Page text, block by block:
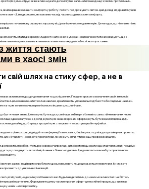
історія демонструє, як важливо шукати допомогу і не залишатися наодинці зі своїми проблемами.
який вирішив залишити комфортну роботу і поїхати подорожувати світом. Цей досвід відкрив йому нові
хоче в житті. Це підкреслює, як важливо час від часу виходити з зони комфорту.
почати нову справу в старшому віці, реалізуючи свою давню мрію. Це нагадує, що ніколи не пізно
можуть стати джерелом мудрості і натхнення в умовах невизначеності. Вони нагадують, що в
виклики можуть стати важливими етапами на шляху до особистісного зростання.
життя стають
в хаосі змін
свій шлях на стику сфер, а не в
активного підходу до навчання та дослідження. Першим кроком є визначення своїх інтересів і
Це може включати технічні навички, креативність, управлінські здібності або соціальні навички.
та те, як вони можуть переплітатися з іншими дисциплінами.
нових знань. Це можуть бути курси, семінари, вебінари або навіть самостійне навчання через
лише однією галуззю, а досліджувати, як знання з різних сфер можуть бути взаємопов’язаними.
дизайну, щоб краще зрозуміти, як створювати користувацькі інтерфейси.
з різних сфер, відвідуйте конференції та виставки, беріть участь у міждисциплінарних проектах.
але й отримати нові ідеї та перспективи, які можуть вплинути на ваш професійний шлях.
проектів, які об’єднують різні сфери. Наприклад, ви можете працювати над стартапом, який поєднує
що поєднують екологічні рішення з бізнес-моделями. Це дозволить вам набути практичного
звичних рамок. Іноді варто спробувати щось нове, навіть якщо це здається незвичним. Ви можете
призвести до унікальних інновацій.
цілі відповідно до змін у світі навколо вас. Будьте відкритими до нових можливостей і не бійтесь
і прагненням. Формування шляху на стику різних сфер – це постійний процес, що вимагає
нових шляхів розвитку.